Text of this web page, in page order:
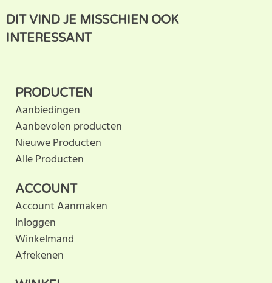
SCHRIJF BEOORDELING
Dit product heeft nog geen
klantbeoordeling. U helpt
anderen met hun keuze door uw ervaring te delen.
DIT VIND JE MISSCHIEN OOK
INTERESSANT
ACCOUNT
Account Aanmaken
Inloggen
Winkelmand
Afrekenen
PRODUCTEN
Aanbiedingen
Aanbevolen producten
Nieuwe Producten
Alle Producten